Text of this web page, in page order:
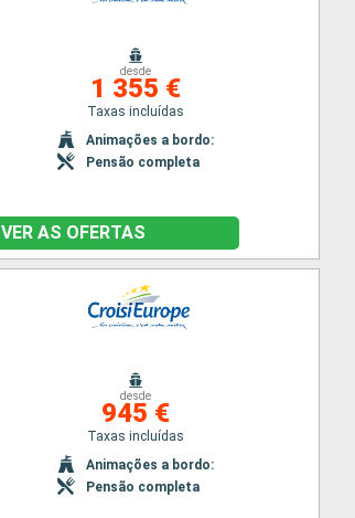
desde
1 355 €
Taxas incluídas
Animações a bordo:
Pensão completa
VER AS OFERTAS
desde
945 €
Taxas incluídas
Animações a bordo:
Pensão completa